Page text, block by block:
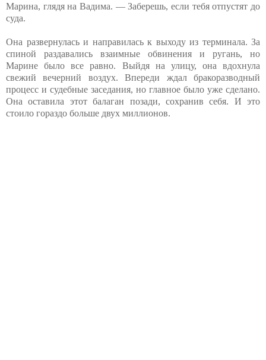
Марина, глядя на Вадима. — Заберешь, если тебя отпустят до
суда.
Она развернулась и направилась к выходу из терминала. За
спиной раздавались взаимные обвинения и ругань, но
Марине было все равно. Выйдя на улицу, она вдохнула
свежий вечерний воздух. Впереди ждал бракоразводный
процесс и судебные заседания, но главное было уже сделано.
Она оставила этот балаган позади, сохранив себя. И это
стоило гораздо больше двух миллионов.